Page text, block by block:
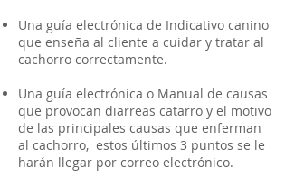
Una guía electrónica de Indicativo canino
que enseña al cliente a cuidar y tratar al
cachorro correctamente.
Una guía electrónica o Manual de causas
que provocan diarreas catarro y el motivo
de las principales causas que enferman
al cachorro, estos últimos 3 puntos se le
harán llegar por correo electrónico.